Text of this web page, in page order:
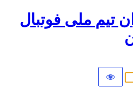
تیم ملی فوتبال